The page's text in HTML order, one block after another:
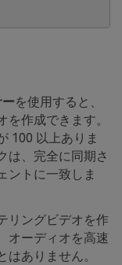
を使用すると、
作成できます。
100 以上ありま
は、完全に同期さ
ントに一致しま
リングビデオを作
オーディオを高速
ありません。